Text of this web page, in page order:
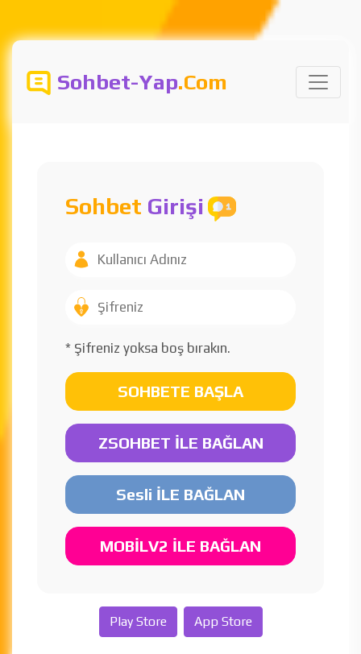
Sohbet-Yap.Com
Sohbet Girişi
* Şifreniz yoksa boş bırakın.
SOHBETE BAŞLA
ZSOHBET İLE BAĞLAN
Sesli İLE BAĞLAN
MOBİLV2 İLE BAĞLAN
Play Store App Store